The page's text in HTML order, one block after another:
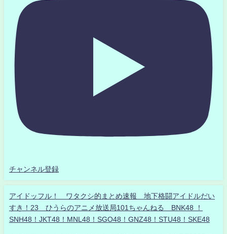
チャンネル登録
アイドッフル！ ワタクシ的まとめ速報 地下格闘アイドルだい
すき！23 ひうらのアニメ放送局101ちゃんねる BNK48 ！
SNH48！JKT48！MNL48！SGO48！GNZ48！STU48！SKE48